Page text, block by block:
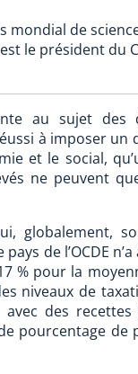
mondial de
le président du
au sujet des
à imposer un
et le social,
ne peuvent
globalement,
de l’OCDE n’a
% pour la
niveaux de
des recettes
pourcentage de